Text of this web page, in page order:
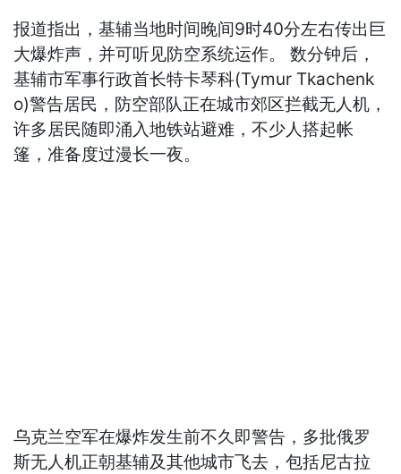
报道指出，基辅当地时间晚间9时40分左右传出巨
大爆炸声，并可听见防空系统运作。 数分钟后，
基辅市军事行政首长特卡琴科(Tymur Tkachenk
o)警告居民，防空部队正在城市郊区拦截无人机，
许多居民随即涌入地铁站避难，不少人搭起帐
篷，准备度过漫长一夜。
乌克兰空军在爆炸发生前不久即警告，多批俄罗
斯无人机正朝基辅及其他城市飞去，包括尼古拉